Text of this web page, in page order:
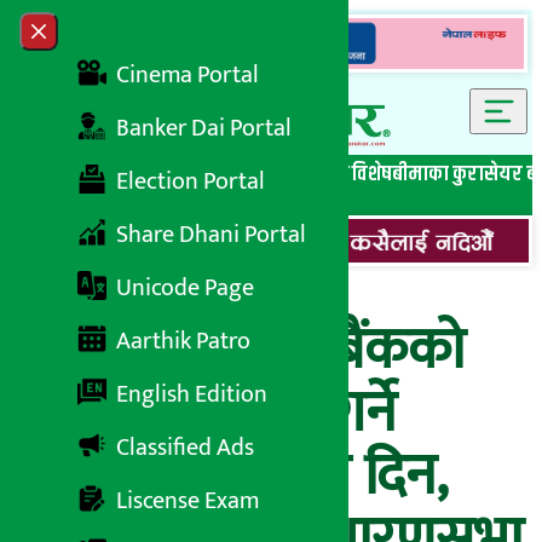
Skip to content
Close menu
Cinema Portal
Banker Dai Portal
Election Portal
Share Dhani Portal
Unicode Page
Aarthik Patro
English Edition
Classified Ads
Liscense Exam
सबै समाचारबेथिति मुर्दाबादबैंकिङ विशेष लघुवित्त विशेषबीमाका कुरासेयर
लुम्बिनी विकास बैंकको
लाभांश सुरक्षित गर्ने
आइतबार अन्तिम दिन,